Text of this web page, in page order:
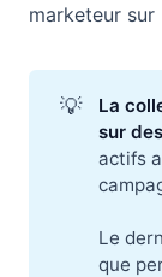
marketeur sur
💡
La
sur
actifs
Le
que